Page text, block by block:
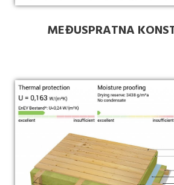
MEĐUSPRATNA